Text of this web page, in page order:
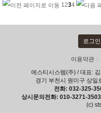
1234
로그인
이용약관
에스티시스템(주) / 대표:
경기 부천시 원미구 상
전화: 032-325-
상시문의전화: 010-3271-3503
(c)